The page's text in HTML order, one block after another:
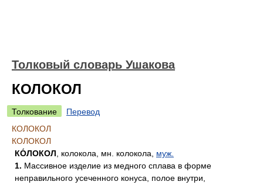
Толковый словарь Ушакова
КОЛОКОЛ
Толкование
Перевод
КОЛОКОЛ
КОЛОКОЛ
КО́ЛОКОЛ , колокола, мн. колокола, муж.
1. Массивное изделие из медного сплава в форме
неправильного усеченного конуса, полое внутри,